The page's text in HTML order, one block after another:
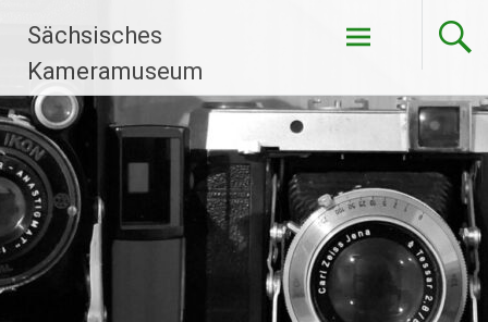
Inhalt
springen
Sächsisches
Kameramuseum